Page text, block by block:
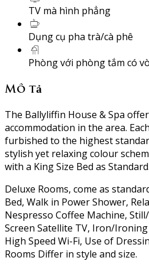
TV mà hình phẳng
Dụng cụ pha trà/cà phê
Phòng với phòng tắm có
Mô tả
The Ballyliffin House & Spa
accommodation in the area.
furbished to the highest
stylish yet relaxing colour
with a King Size Bed as Standard.
Deluxe Rooms, come as
Bed, Walk in Power Shower,
Nespresso Coffee Machine,
Screen Satellite TV, Iron/
High Speed Wi-Fi, Use of
Rooms Differ in style and size.